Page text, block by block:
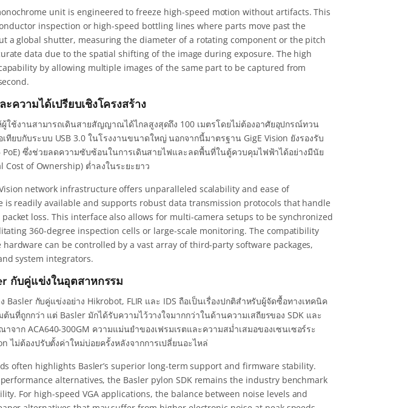
unit is engineered to freeze high-speed motion without artifacts. This
inspection or high-speed bottling lines where parts move past the
a global shutter, measuring the diameter of a rotating component or the pitch
data due to the spatial shifting of the image during exposure. The high
by allowing multiple images of the same part to be captured from
ความได้เปรียบเชิงโครงสร้าง
ผู้ใช้งานสามารถเดินสายสัญญาณได้ไกลสูงสุดถึง 100 เมตรโดยไม่ต้องอาศัยอุปกรณ์ทวน
ยบกับระบบ USB 3.0 ในโรงงานขนาดใหญ่ นอกจากนี้มาตรฐาน GigE Vision ยังรองรับ
ซึ่งช่วยลดความซับซ้อนในการเดินสายไฟและลดพื้นที่ในตู้ควบคุมไฟฟ้าได้อย่างมีนัย
of Ownership) ต่ำลงในระยะยาว
network infrastructure offers unparalleled scalability and ease of
readily available and supports robust data transmission protocols that handle
loss. This interface also allows for multi-camera setups to be synchronized
360-degree inspection cells or large-scale monitoring. The compatibility
can be controlled by a vast array of third-party software packages,
system integrators.
กับคู่แข่งในอุตสาหกรรม
Basler กับคู่แข่งอย่าง Hikrobot, FLIR และ IDS ถือเป็นเรื่องปกติสำหรับผู้จัดซื้อทางเทคนิค
นที่ถูกกว่า แต่ Basler มักได้รับความไว้วางใจมากกว่าในด้านความเสถียรของ SDK และ
าก ACA640-300GM ความแม่นยำของเฟรมเรตและความสม่ำเสมอของเซนเซอร์ระ
ไม่ต้องปรับตั้งค่าใหม่บ่อยครั้งหลังจากการเปลี่ยนอะไหล่
often highlights Basler’s superior long-term support and firmware stability.
alternatives, the Basler pylon SDK remains the industry benchmark
For high-speed VGA applications, the balance between noise levels and